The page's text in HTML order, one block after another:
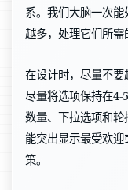
系。我们大脑一次
越多，处理它们所需
在设计时，尽量不
尽量将选项保持在4-
数量、下拉选项和
能突出显示最受欢
策。